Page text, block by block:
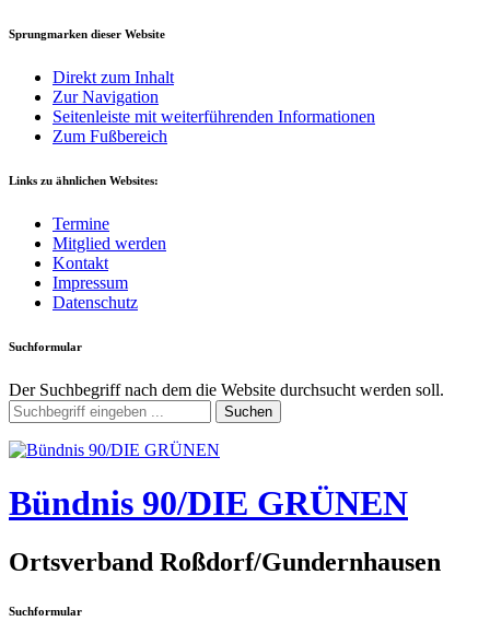
Sprungmarken dieser Website
Direkt zum Inhalt
Zur Navigation
Seitenleiste mit weiterführenden Informationen
Zum Fußbereich
Links zu ähnlichen Websites:
Termine
Mitglied werden
Kontakt
Impressum
Datenschutz
Suchformular
Der Suchbegriff nach dem die Website durchsucht werden soll.
Suchen
Bündnis 90/DIE GRÜNEN
Ortsverband Roßdorf/Gundernhausen
Suchformular